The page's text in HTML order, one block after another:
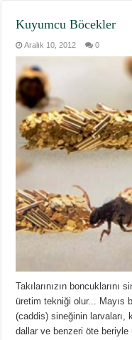
Kuyumcu Böcekler
Aralık 10, 2012 0
Takılarınızın
üretim tekniği olur... Mayıs
(caddis) sineğinin
dallar ve benzeri öte